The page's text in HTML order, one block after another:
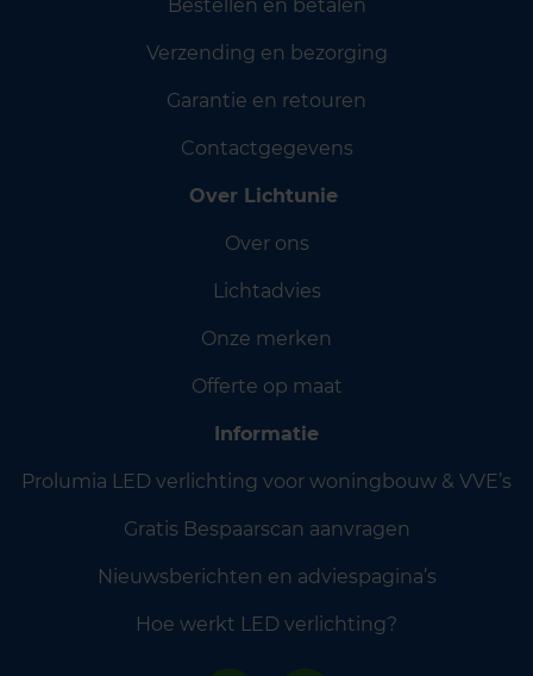
Bestellen en betalen
Verzending en bezorging
Garantie en retouren
Contactgegevens
Over Lichtunie
Over ons
Lichtadvies
Onze merken
Offerte op maat
Informatie
Prolumia LED verlichting voor woningbouw & VVE’s
Gratis Bespaarscan aanvragen
Nieuwsberichten en adviespagina’s
Hoe werkt LED verlichting?